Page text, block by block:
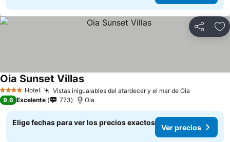
Compartir
4 EstrellasHotel Vistas inigualables del atardecer y el mar de Oia
Oia Sunset Villas
9,6 Excelente 773 Oia
Elige fechas para ver los precios exactos
Ver precios